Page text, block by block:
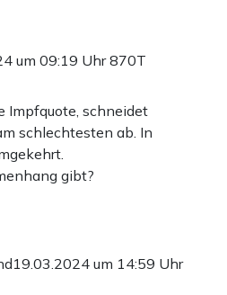
um 09:19 Uhr870T
Impfquote, schneidet
schlechtesten ab. In
gibt?
19.03.2024 um 14:59 Uhr